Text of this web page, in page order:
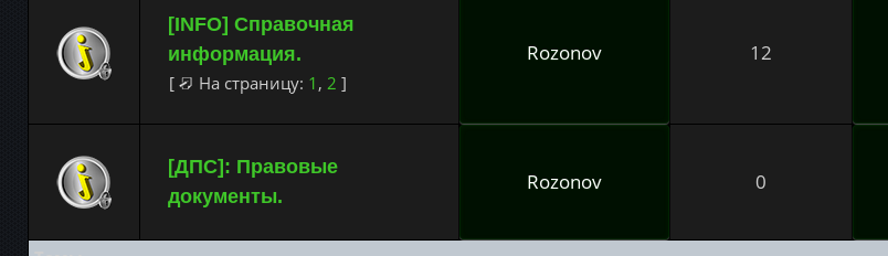
[INFO] Справочная
информация.
[
На страницу: 1 , 2 ]
Rozonov 12
[ДПС]: Правовые
документы.
Rozonov 0